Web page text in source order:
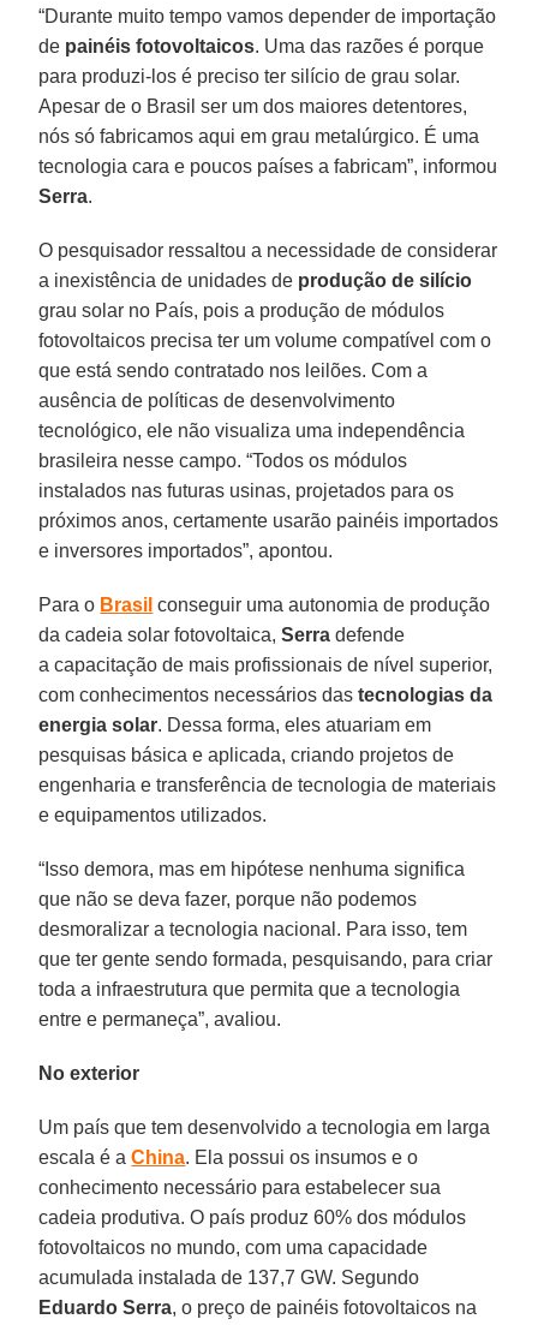
“Durante muito tempo vamos depender de importação
de painéis fotovoltaicos. Uma das razões é porque
para produzi-los é preciso ter silício de grau solar.
Apesar de o Brasil ser um dos maiores detentores,
nós só fabricamos aqui em grau metalúrgico. É uma
tecnologia cara e poucos países a fabricam”, informou
Serra.
O pesquisador ressaltou a necessidade de considerar
a inexistência de unidades de produção de silício
grau solar no País, pois a produção de módulos
fotovoltaicos precisa ter um volume compatível com o
que está sendo contratado nos leilões. Com a
ausência de políticas de desenvolvimento
tecnológico, ele não visualiza uma independência
brasileira nesse campo. “Todos os módulos
instalados nas futuras usinas, projetados para os
próximos anos, certamente usarão painéis importados
e inversores importados”, apontou.
Para o Brasil conseguir uma autonomia de produção
da cadeia solar fotovoltaica,Serra defende
a capacitação de mais profissionais de nível superior,
com conhecimentos necessários dastecnologias da
energia solar. Dessa forma, eles atuariam em
pesquisas básica e aplicada, criando projetos de
engenharia e transferência de tecnologia de materiais
e equipamentos utilizados.
“Isso demora, mas em hipótese nenhuma significa
que não se deva fazer, porque não podemos
desmoralizar a tecnologia nacional. Para isso, tem
que ter gente sendo formada, pesquisando, para criar
toda a infraestrutura que permita que a tecnologia
entre e permaneça”, avaliou.
No exterior
Um país que tem desenvolvido a tecnologia em larga
escala é aChina. Ela possui os insumos e o
conhecimento necessário para estabelecer sua
cadeia produtiva. O país produz 60% dos módulos
fotovoltaicos no mundo, com uma capacidade
acumulada instalada de 137,7 GW. Segundo
Eduardo Serra, o preço de painéis fotovoltaicos na